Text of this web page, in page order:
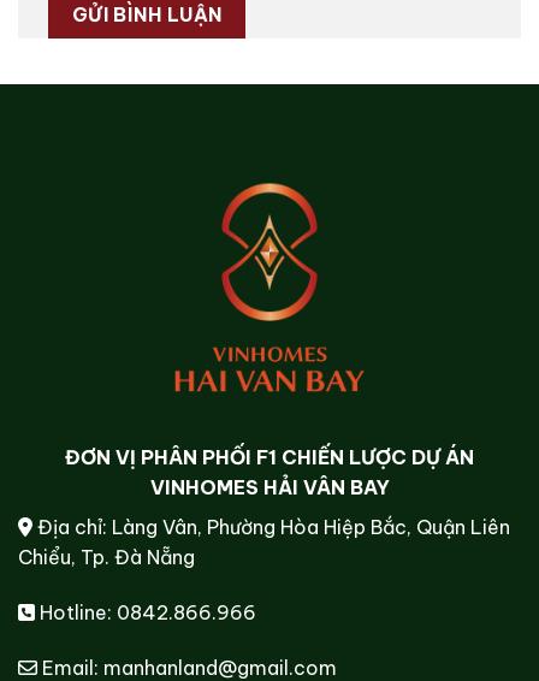
ĐƠN VỊ PHÂN PHỐI F1 CHIẾN LƯỢC DỰ ÁN
VINHOMES HẢI VÂN BAY
Địa chỉ: Làng Vân, Phường Hòa Hiệp Bắc, Quận Liên
Chiểu, Tp. Đà Nẵng
Hotline: 0842.866.966
Email: manhanland@gmail.com